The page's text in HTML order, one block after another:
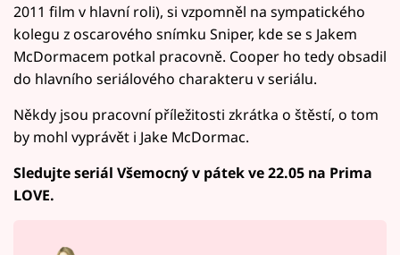
2011 film v hlavní roli), si vzpomněl na sympatického
kolegu z oscarového snímku Sniper, kde se s Jakem
McDormacem potkal pracovně. Cooper ho tedy obsadil
do hlavního seriálového charakteru v seriálu.
Někdy jsou pracovní příležitosti zkrátka o štěstí, o tom
by mohl vyprávět i Jake McDormac.
Sledujte seriál Všemocný v pátek ve 22.05 na Prima
LOVE.